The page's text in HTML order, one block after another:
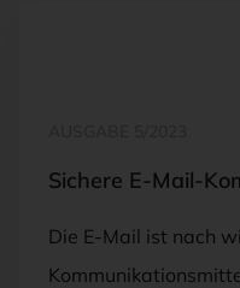
Sichere E-Mail-
Die E-Mail ist nach